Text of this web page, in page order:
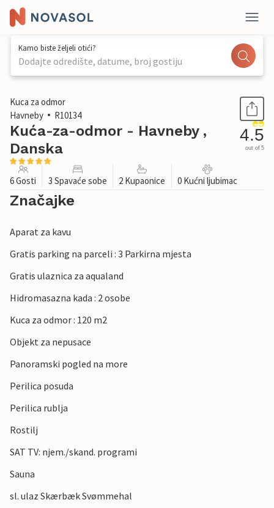
Kamo biste željeli otići?
Dodajte odredište, datume, broj gostiju
1 / 46
Kuca za odmor
Havneby
R10134
Kuća-za-odmor - Havneby ,
Danska
4.5
out of 5
6 Gosti 3 Spavaće sobe 2 Kupaonice 0 Kućni ljubimac
Značajke
Aparat za kavu
Gratis parking na parceli : 3 Parkirna mjesta
Gratis ulaznica za aqualand
Hidromasazna kada : 2 osobe
Kuca za odmor : 120 m2
Objekt za nepusace
Panoramski pogled na more
Perilica posuda
Perilica rublja
Rostilj
SAT TV: njem./skand. programi
Sauna
sl. ulaz Skærbæk Svømmehal